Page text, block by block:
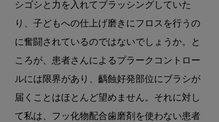
シゴシと力を入れてブラッシングしていた
り、子どもへの仕上げ磨きにフロスを行うの
に奮闘されているのではないでしょうか。と
ころが、患者さんによるプラークコントロー
ルには限界があり、齲蝕好発部位にブラシが
届くことはほとんど望めません。それに対し
て私は、フッ化物配合歯磨剤を使わない患者